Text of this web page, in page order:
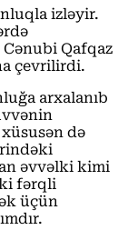
izləyir.
Qafqaz
çevrilirdi.
arxalanıb
də
əvvəlki kimi
fərqli
üçün